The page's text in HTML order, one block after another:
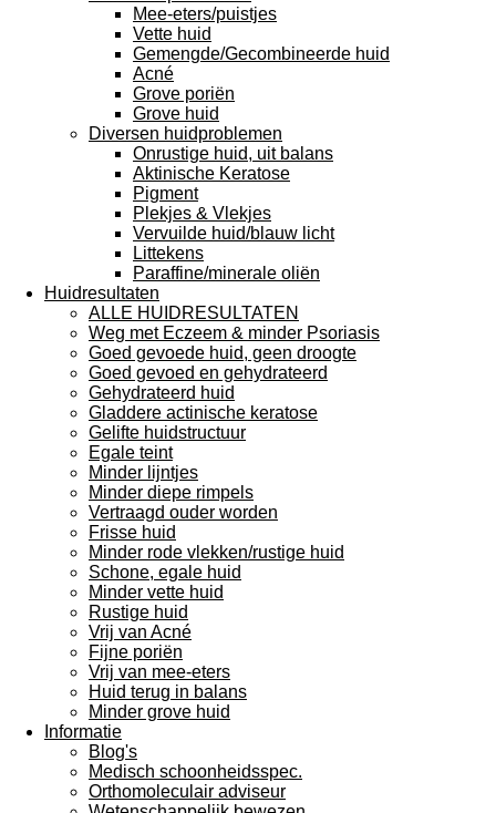
Mee-eters/puistjes
Vette huid
Gemengde/Gecombineerde huid
Acné
Grove poriën
Grove huid
Diversen huidproblemen
Onrustige huid, uit balans
Aktinische Keratose
Pigment
Plekjes & Vlekjes
Vervuilde huid/blauw licht
Littekens
Paraffine/minerale oliën
Huidresultaten
ALLE HUIDRESULTATEN
Weg met Eczeem & minder Psoriasis
Goed gevoede huid, geen droogte
Goed gevoed en gehydrateerd
Gehydrateerd huid
Gladdere actinische keratose
Gelifte huidstructuur
Egale teint
Minder lijntjes
Minder diepe rimpels
Vertraagd ouder worden
Frisse huid
Minder rode vlekken/rustige huid
Schone, egale huid
Minder vette huid
Rustige huid
Vrij van Acné
Fijne poriën
Vrij van mee-eters
Huid terug in balans
Minder grove huid
Informatie
Blog's
Medisch schoonheidsspec.
Orthomoleculair adviseur